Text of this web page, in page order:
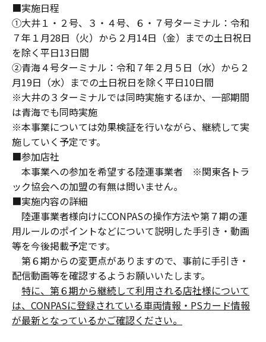
■実施日程
①大井１・２号、３・４号、６・７号ターミナル：令和
７年１月28日（火）から２月14日（金）までの土日祝日
を除く平日13日間
②青海４号ターミナル：令和７年２月５日（水）から２
月19日（水）までの土日祝日を除く平日10日間
※大井の３ターミナルでは同時実施するほか、一部期間
は青海でも同時実施
※本事業については効果検証を行いながら、継続して実
施していく予定です。
■参加店社
本事業への参加を希望する陸運事業者 ※関東各トラ
ック協会への加盟の有無は問いません。
■実施内容の詳細
陸運事業者様向けにCONPASの操作方法や第７期の運
用ルールのポイントなどについて説明した手引き・動画
等を今後掲載予定です。
第６期からの変更点がありますので、事前に手引き・
配信動画等を確認するようお願いいたします。
特に、第６期から継続して利用される店社様について
は、CONPASに登録されている車両情報・PSカード情報
が最新となっているかご確認ください。